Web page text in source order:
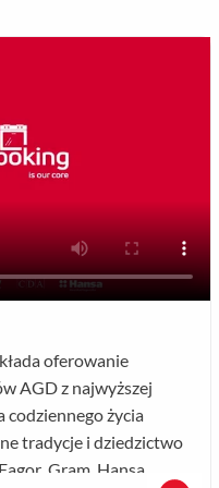
oferowanie
AGD z najwyższej
codziennego życia
tradycje i dziedzictwo
Gram, Hansa,